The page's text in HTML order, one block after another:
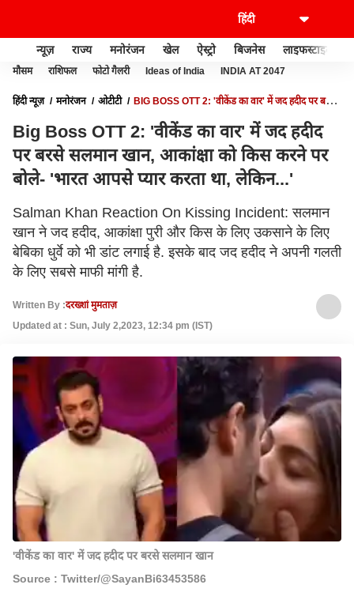
न्यूज़ राज्य मनोरंजन खेल ऐस्ट्रो बिजनेस लाइफस्टाइल
मौसम राशिफल फोटो गैलरी Ideas of India INDIA AT 2047
हिंदी न्यूज़ मनोरंजन ओटीटी
BIG BOSS OTT 2: 'वीकेंड का वार' में जद हदीद पर बरसे
Big Boss OTT 2: 'वीकेंड का वार' में जद हदीद
पर बरसे सलमान खान, आकांक्षा को किस करने पर
बोले- 'भारत आपसे प्यार करता था, लेकिन...'
Salman Khan Reaction On Kissing Incident: सलमान
खान ने जद हदीद, आकांक्षा पुरी और किस के लिए उकसाने के लिए
बेबिका धुर्वे को भी डांट लगाई है. इसके बाद जद हदीद ने अपनी गलती
के लिए सबसे माफी मांगी है.
Written By :दरख्शां मुमताज़
Updated at : Sun, July 2,2023, 12:34 pm (IST)
'वीकेंड का वार' में जद हदीद पर बरसे सलमान खान
Source : Twitter/@SayanBi63453586